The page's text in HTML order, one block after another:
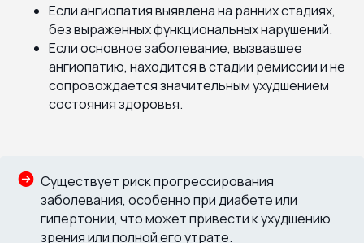
Если ангиопатия выявлена на ранних стадиях,
без выраженных функциональных нарушений.
Если основное заболевание, вызвавшее
ангиопатию, находится в стадии ремиссии и не
сопровождается значительным ухудшением
состояния здоровья.
Существует риск прогрессирования
заболевания, особенно при диабете или
гипертонии, что может привести к ухудшению
зрения или полной его утрате.